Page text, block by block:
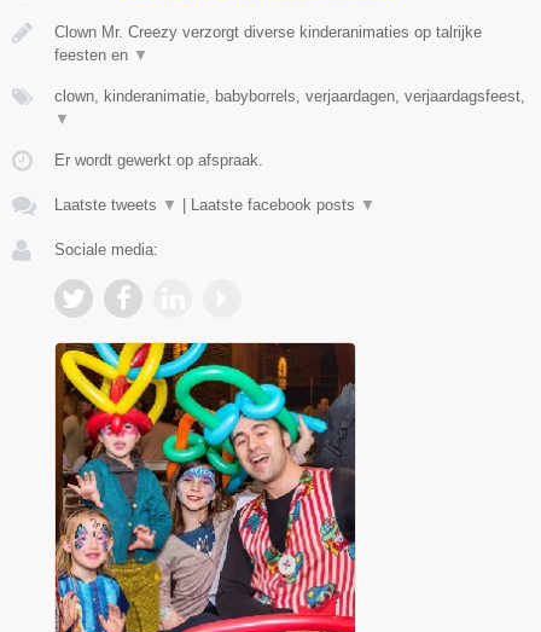
Clown Mr. Creezy verzorgt diverse kinderanimaties op talrijke
feesten en ▼
clown, kinderanimatie, babyborrels, verjaardagen, verjaardagsfeest,
▼
Er wordt gewerkt op afspraak.
Laatste tweets ▼ Laatste facebook posts ▼
Sociale media: